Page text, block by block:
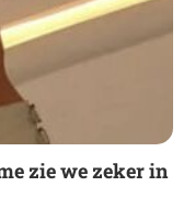
zie we zeker in